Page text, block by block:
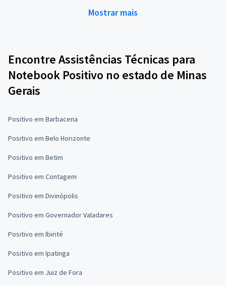
Mostrar mais
Encontre Assistências Técnicas para
Notebook Positivo no estado de Minas
Gerais
Positivo em Barbacena
Positivo em Belo Horizonte
Positivo em Betim
Positivo em Contagem
Positivo em Divinópolis
Positivo em Governador Valadares
Positivo em Ibirité
Positivo em Ipatinga
Positivo em Juiz de Fora